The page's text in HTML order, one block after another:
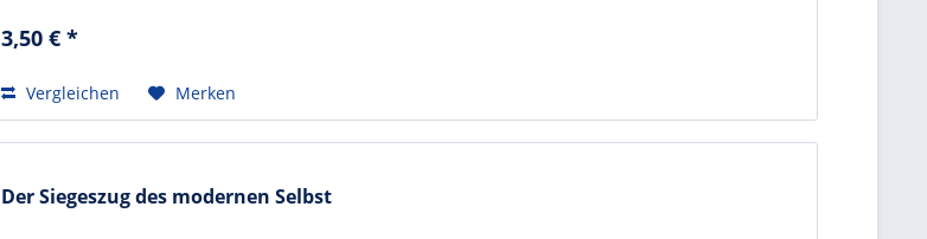
3,50 € *
Vergleichen Merken
Der Siegeszug des modernen Selbst